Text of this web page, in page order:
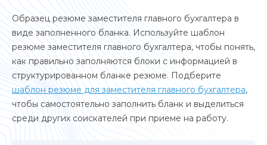
Образец резюме заместителя главного бухгалтера в
виде заполненного бланка. Используйте шаблон
резюме заместителя главного бухгалтера, чтобы понять,
как правильно заполняются блоки с информацией в
структурированном бланке резюме. Подберите
шаблон резюме для заместителя главного бухгалтера,
чтобы самостоятельно заполнить бланк и выделиться
среди других соискателей при приеме на работу.